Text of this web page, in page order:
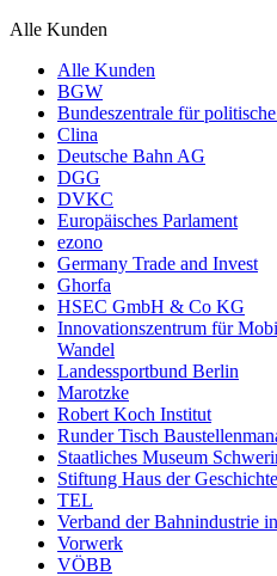
Alle Kunden
Alle Kunden
BGW
Bundeszentrale für
Clina
Deutsche Bahn AG
DGG
DVKC
Europäisches Parlament
ezono
Germany Trade and Invest
Ghorfa
HSEC GmbH & Co KG
Innovationszentrum für
Wandel
Landessportbund Berlin
Marotzke
Robert Koch Institut
Runder Tisch
Staatliches Museum
Stiftung Haus der Geschichte
TEL
Verband der Bahnindustrie
Vorwerk
VÖBB